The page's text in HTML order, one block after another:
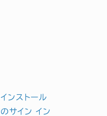
ンストール
サイン イン